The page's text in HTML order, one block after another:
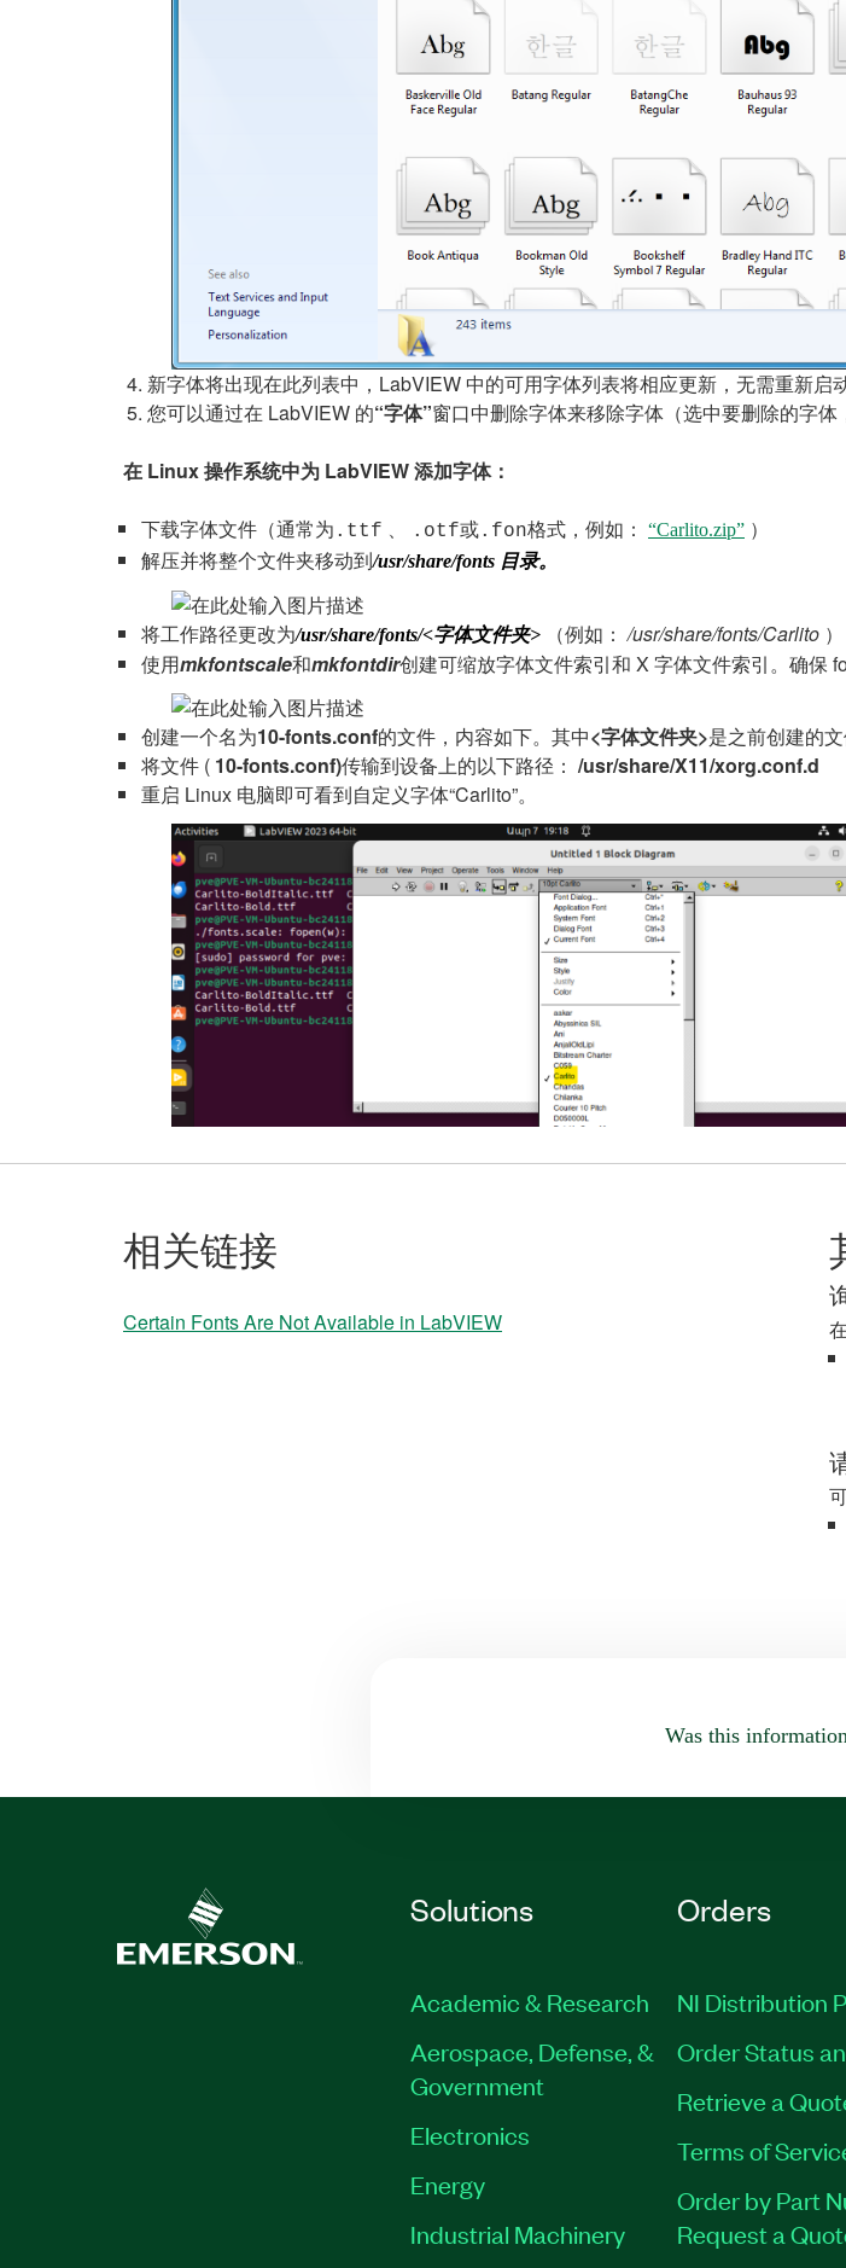
新字体将出现在此列表中，LabVIEW 中的可用字体列表将相应更新，无需重新启
您可以通过在 LabVIEW 的“字体”窗口中删除字体来移除字体（选中要删除的字体
在 Linux 操作系统中为 LabVIEW 添加字体：
下载字体文件（通常为 .ttf 、 .otf或.fon格式，例如： “Carlito.zip” ）
解压并将整个文件夹移动到/usr/share/fonts 目录。
将工作路径更改为/usr/share/fonts/<字体文件夹> （例如：/usr/share/fonts/Carlito ）
使用mkfontscale和mkfontdir创建可缩放字体文件索引和 X 字体文件索引。确保
创建一个名为10-fonts.conf的文件，内容如下。其中<字体文件夹>是之前创建的
将文件 ( 10-fonts.conf)传输到设备上的以下路径： /usr/share/X11/xorg.conf.d
重启 Linux 电脑即可看到自定义字体“Carlito”。
相关链接
Certain Fonts Are Not Available in LabVIEW
Was this
Solutions
Academic & Research
Aerospace, Defense, &
Government
Electronics
Energy
Industrial Machinery
Orders
NI Distribution
Order Status
Retrieve a
Terms of
Order by Part
Request a